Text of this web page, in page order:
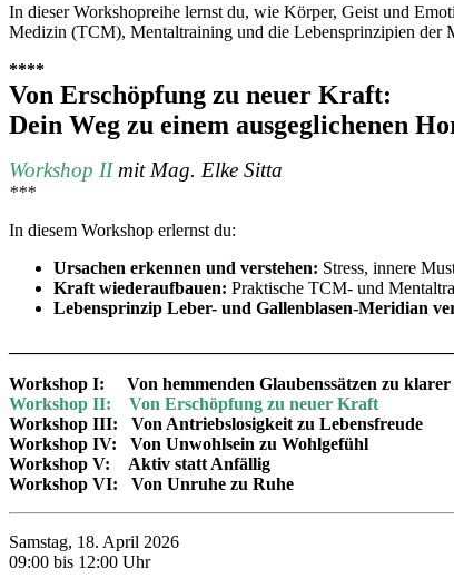
In dieser Workshopreihe lernst du, wie Körper, Geist und
Medizin (TCM), Mentaltraining und die Lebensprinzipien der
****
Von Erschöpfung zu neuer Kraft:
Dein Weg zu einem ausgeglichenen
Workshop II mit Mag. Elke Sitta
***
In diesem Workshop erlernst du:
Ursachen erkennen und verstehen: Stress, innere
Kraft wiederaufbauen: Praktische TCM- und
Lebensprinzip Leber- und Gallenblasen-Meridian
Workshop I: Von hemmenden Glaubenssätzen zu klarer
Workshop II: Von Erschöpfung zu neuer Kraft
Workshop III:
Von Antriebslosigkeit zu Lebensfreude
Workshop IV: Von Unwohlsein zu Wohlgefühl
Workshop V:
Aktiv statt Anfällig
Workshop VI: Von Unruhe zu Ruhe
Samstag, 18. April 2026
09:00 bis 12:00 Uhr